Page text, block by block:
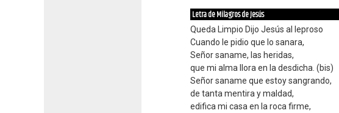
Letra de Milagros de Jesús
Queda Limpio Dijo Jesús al leproso
Cuando le pidio que lo sanara,
Señor saname, las heridas,
que mi alma llora en la desdicha. (bis)
Señor saname que estoy sangrando,
de tanta mentira y maldad,
edifica mi casa en la roca firme,